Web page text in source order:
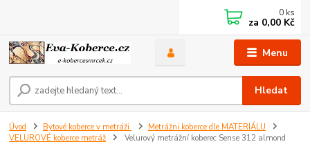
Menu
Hledat
0 ks
za 0,00 Kč
Úvod Bytové koberce v metráži
Metrážni koberce dle MATERIÁLU
VELUROVÉ koberce metráž
Velurový metrážní koberec Sense 312 almond